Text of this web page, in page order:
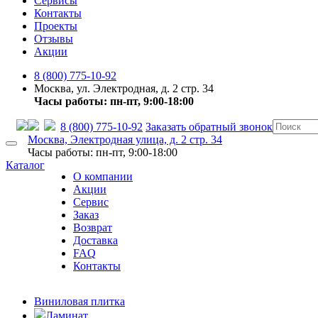
Контакты
Проекты
Отзывы
Акции
8 (800) 775-10-92
Москва, ул. Электродная, д. 2 стр. 34
Часы работы: пн-пт, 9:00-18:00
8 (800) 775-10-92 Заказать обратный звонок
Москва, Электродная улица, д. 2 стр. 34
Часы работы: пн-пт, 9:00-18:00
Каталог
О компании
Акции
Сервис
Заказ
Возврат
Доставка
FAQ
Контакты
Виниловая плитка